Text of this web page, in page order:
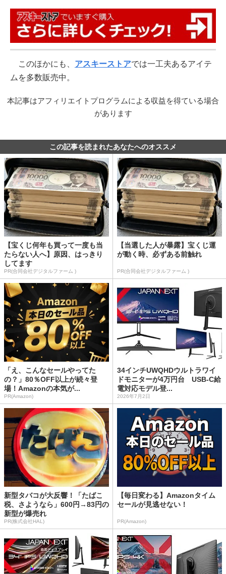
このほかにも、 アスキーストアでは一工夫あるアイテ
ムを多数販売中。
本記事はアフィリエイトプログラムによる収益を得ている場合
があります
この記事を読まれたあなたへのオススメ
【宝くじ何年も買って一度も当
たらない人へ】原因、はっきり
してます
PR(合同会社デジタルファーム )
【当選した人が暴露】宝くじ運
が動く時、必ずある前触れ
PR(合同会社デジタルファーム )
「え、こんなセールやってた
の？」80％OFF以上が続々登
場！Amazonの本気が...
PR(Amazon)
34インチUWQHDウルトラワイ
ドモニターが4万円台 USB-C給
電対応モデル登...
2026年7月2日
新型タバコが大反響！「たばこ
税、さようなら」600円→83円の
新型が爆売れ
PR(株式会社HAL)
【毎日変わる】Amazonタイム
セールが見逃せない！
PR(Amazon)